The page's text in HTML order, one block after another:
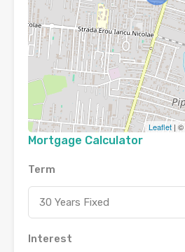
Leaflet | ©
Mortgage Calculator
Term
30 Years Fixed
Interest